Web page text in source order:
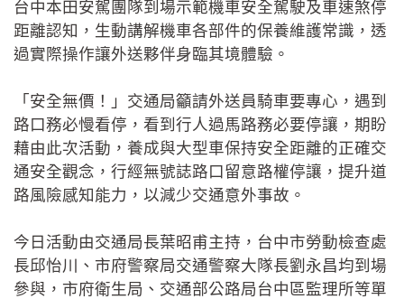
台中本田安駕團隊到場示範機車安全駕駛及車速煞停
距離認知，生動講解機車各部件的保養維護常識，透
過實際操作讓外送夥伴身臨其境體驗。
「安全無價！」交通局籲請外送員騎車要專心，遇到
路口務必慢看停，看到行人過馬路務必要停讓，期盼
藉由此次活動，養成與大型車保持安全距離的正確交
通安全觀念，行經無號誌路口留意路權停讓，提升道
路風險感知能力，以減少交通意外事故。
今日活動由交通局長葉昭甫主持，台中市勞動檢查處
長邱怡川、市府警察局交通警察大隊長劉永昌均到場
參與，市府衛生局、交通部公路局台中區監理所等單